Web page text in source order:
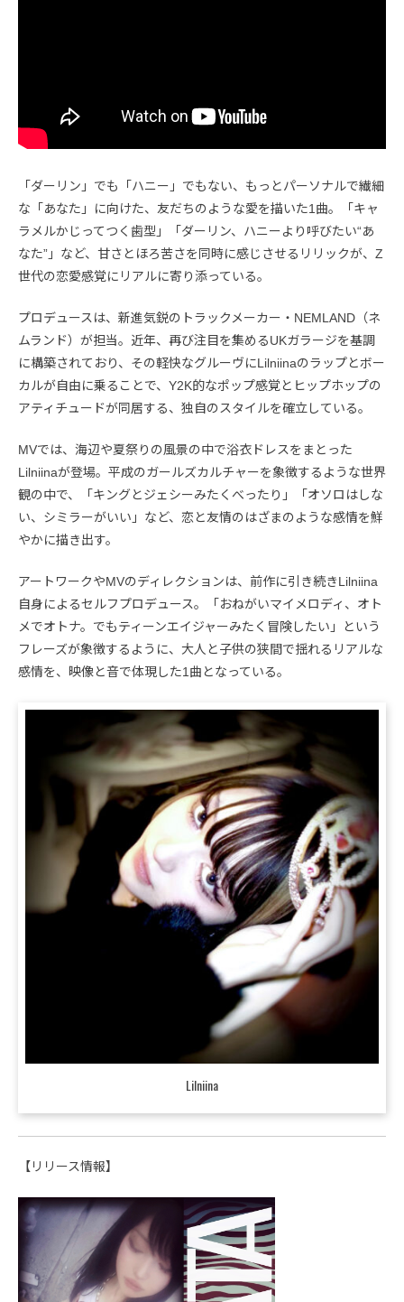
「ダーリン」でも「ハニー」でもない、もっとパーソナルで繊細
な「あなた」に向けた、友だちのような愛を描いた1曲。「キャ
ラメルかじってつく歯型」「ダーリン、ハニーより呼びたい“あ
なた”」など、甘さとほろ苦さを同時に感じさせるリリックが、Z
世代の恋愛感覚にリアルに寄り添っている。
プロデュースは、新進気鋭のトラックメーカー・NEMLAND（ネ
ムランド）が担当。近年、再び注目を集めるUKガラージを基調
に構築されており、その軽快なグルーヴにLilniinaのラップとボー
カルが自由に乗ることで、Y2K的なポップ感覚とヒップホップの
アティチュードが同居する、独自のスタイルを確立している。
MVでは、海辺や夏祭りの風景の中で浴衣ドレスをまとった
Lilniinaが登場。平成のガールズカルチャーを象徴するような世界
観の中で、「キングとジェシーみたくべったり」「オソロはしな
い、シミラーがいい」など、恋と友情のはざまのような感情を鮮
やかに描き出す。
アートワークやMVのディレクションは、前作に引き続きLilniina
自身によるセルフプロデュース。「おねがいマイメロディ、オト
メでオトナ。でもティーンエイジャーみたく冒険したい」という
フレーズが象徴するように、大人と子供の狭間で揺れるリアルな
感情を、映像と音で体現した1曲となっている。
Lilniina
【リリース情報】